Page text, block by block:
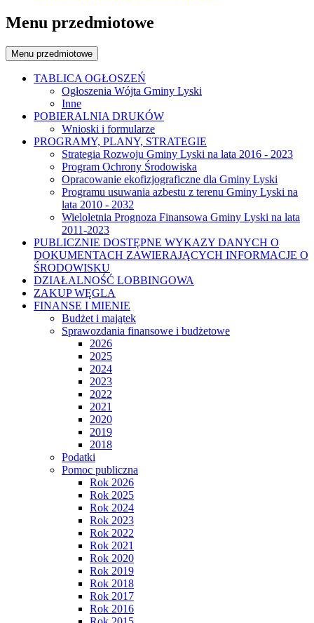
Menu przedmiotowe
Menu przedmiotowe
TABLICA OGŁOSZEŃ
Ogłoszenia Wójta Gminy Lyski
Inne
POBIERALNIA DRUKÓW
Wnioski i formularze
PROGRAMY, PLANY, STRATEGIE
Strategia Rozwoju Gminy Lyski na lata 2016 - 2023
Program Ochrony Środowiska
Opracowanie ekofizjograficzne dla Gminy Lyski
Programu usuwania azbestu z terenu Gminy Lyski na
lata 2010 - 2032
Wieloletnia Prognoza Finansowa Gminy Lyski na lata
2011-2023
PUBLICZNIE DOSTĘPNE WYKAZY DANYCH O
DOKUMENTACH ZAWIERAJĄCYCH INFORMACJE O
ŚRODOWISKU
DZIAŁALNOŚĆ LOBBINGOWA
ZAKUP WĘGLA
FINANSE I MIENIE
Budżet i majątek
Sprawozdania finansowe i budżetowe
2026
2025
2024
2023
2022
2021
2020
2019
2018
Podatki
Pomoc publiczna
Rok 2026
Rok 2025
Rok 2024
Rok 2023
Rok 2022
Rok 2021
Rok 2020
Rok 2019
Rok 2018
Rok 2017
Rok 2016